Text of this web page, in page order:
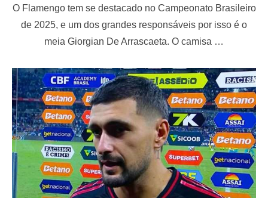
s
e
d
O Flamengo tem se destacado no Campeonato Brasileiro
de 2025, e um dos grandes responsáveis por isso é o
meia Giorgian De Arrascaeta. O camisa …